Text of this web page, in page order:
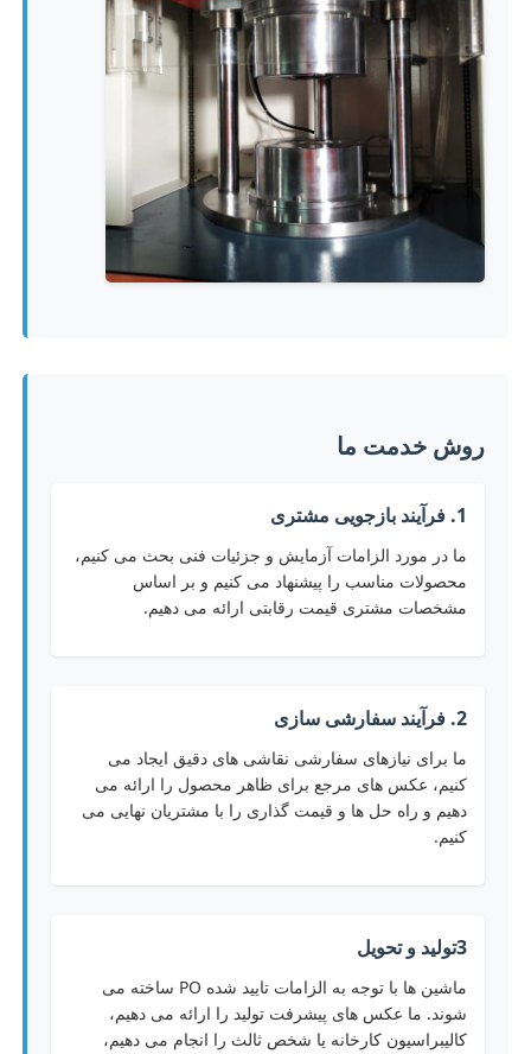
روش خدمت ما
1. فرآیند بازجویی مشتری
ما در مورد الزامات آزمایش و جزئیات فنی بحث می کنیم،
محصولات مناسب را پیشنهاد می کنیم و بر اساس
مشخصات مشتری قیمت رقابتی ارائه می دهیم.
2. فرآیند سفارشی سازی
ما برای نیازهای سفارشی نقاشی های دقیق ایجاد می
کنیم، عکس های مرجع برای ظاهر محصول را ارائه می
دهیم و راه حل ها و قیمت گذاری را با مشتریان نهایی می
کنیم.
3تولید و تحویل
ماشين ها با توجه به الزامات تایید شده PO ساخته می
شوند. ما عکس های پیشرفت تولید را ارائه می دهیم،
کالیبراسیون کارخانه یا شخص ثالث را انجام می دهیم،